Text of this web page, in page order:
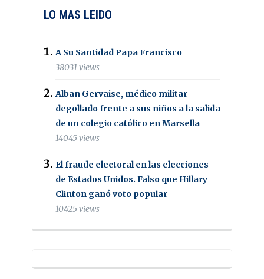
LO MAS LEIDO
A Su Santidad Papa Francisco
38031 views
Alban Gervaise, médico militar
degollado frente a sus niños a la salida
de un colegio católico en Marsella
14045 views
El fraude electoral en las elecciones
de Estados Unidos. Falso que Hillary
Clinton ganó voto popular
10425 views